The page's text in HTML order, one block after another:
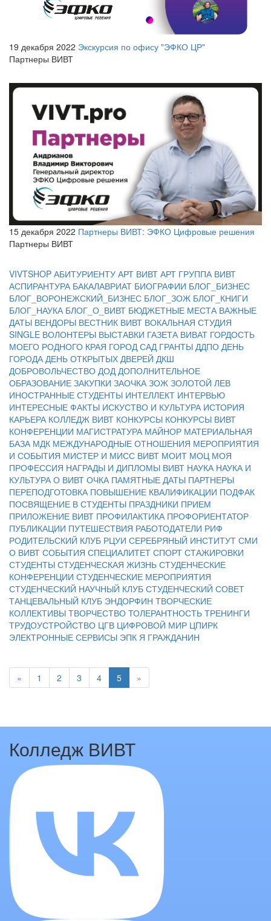
19 декабря 2022 Экскурсия по офису "ЭФКО ЦР"
Партнеры ВИВТ
15 декабря 2022 Партнеры ВИВТ: ЭФКО Цифровые решения
Партнеры ВИВТ
VIVTSHOP АБИТУРИЕНТУ АРТ ВИВТ АРТ ГРУППА ВИВТ
АСПИРАНТУРА БАКАЛАВРИАТ БИОГРАФИИ БЛОГ_БИЗНЕС
БЛОГ_ВОРОНЕЖСКИЙ_БИЗНЕС БЛОГ_ЗОЖ БЛОГ_КНИГИ
БЛОГ_НАУКА БЛОГ_О_ВИВТ БЮДЖЕТНЫЕ МЕСТА ВАЖНЫЕ
ДАТЫ ВЕНДОРЫ ВЕСТНИК ВИВТ ВОКАЛЬНАЯ СТУДИЯ
SINGLE ВОЛОНТЕРЫ ВЫСТАВКИ ГАЗЕТА ВИВАТ ГОРДОСТЬ
МОЕГО РОДНОГО КРАЯ ГОРОД САД ГРАНТЫ ДДПО ДЕНЬ
ГОРОДАДЕНЬ ОТКРЫТЫХ ДВЕРЕЙ ДКШ
ДОБРОВОЛЬЧЕСТВО ДОДДОПОЛНИТЕЛЬНОЕ
ОБРАЗОВАНИЕ ЗАКУПКИ ЗАОЧКАЗОЖ ЗОЛОТОЙ ЛЕВ
ИНОСТРАННЫЕ СТУДЕНТЫ ИНТЕЛЛЕКТ ИНТЕРВЬЮ
ИНТЕРЕСНЫЕ ФАКТЫ ИСКУСТВО И КУЛЬТУРА ИСТОРИЯ
КАРЬЕРА КОЛЛЕДЖ ВИВТ КОНКУРСЫ КОНКУРСЫ ВИВТ
КОНФЕРЕНЦИИ МАГИСТРАТУРА МАЙНОР МАТЕРИАЛЬНАЯ
БАЗА МДК МЕЖДУНАРОДНЫЕ ОТНОШЕНИЯ МЕРОПРИЯТИЯ
И СОБЫТИЯ МИСТЕР И МИСС ВИВТ МОИТ МОЦ МОЯ
ПРОФЕССИЯ НАГРАДЫ И ДИПЛОМЫ ВИВТ НАУКА НАУКА И
КУЛЬТУРАО ВИВТ ОЧКА ПАМЯТНЫЕ ДАТЫ ПАРТНЕРЫ
ПЕРЕПОДГОТОВКА ПОВЫШЕНИЕ КВАЛИФИКАЦИИ ПОДФАК
ПОСВЯЩЕНИЕ В СТУДЕНТЫ ПРАЗДНИКИ ПРИЕМ
ПРИЛОЖЕНИЕ ВИВТ ПРОФИЛАКТИКА ПРОФОРИЕНТАТОР
ПУБЛИКАЦИИ ПУТЕШЕСТВИЯ РАБОТОДАТЕЛИ РИФ
РОДИТЕЛЬСКИЙ КЛУБ РЦУИ СЕРЕБРЯНЫЙ ИНСТИТУТ СМИ
О ВИВТ СОБЫТИЯ СПЕЦИАЛИТЕТ СПОРТ СТАЖИРОВКИ
СТУДЕНТЫ СТУДЕНЧЕСКАЯ ЖИЗНЬ СТУДЕНЧЕСКИЕ
КОНФЕРЕНЦИИ СТУДЕНЧЕСКИЕ МЕРОПРИЯТИЯ
СТУДЕНЧЕСКИЙ НАУЧНЫЙ КЛУБ СТУДЕНЧЕСКИЙ СОВЕТ
ТАНЦЕВАЛЬНЫЙ КЛУБ ЭНДОРФИН ТВОРЧЕСКИЕ
КОЛЛЕКТИВЫ ТВОРЧЕСТВО ТОЛЕРАНТНОСТЬ ТРЕНИНГИ
ТРУДОУСТРОЙСТВО ЦГВ ЦИФРОВОЙ МИР ЦПИРК
ЭЛЕКТРОННЫЕ СЕРВИСЫ ЭПК Я ГРАЖДАНИН
« 1 2 3 4 5 »
Колледж ВИВТ